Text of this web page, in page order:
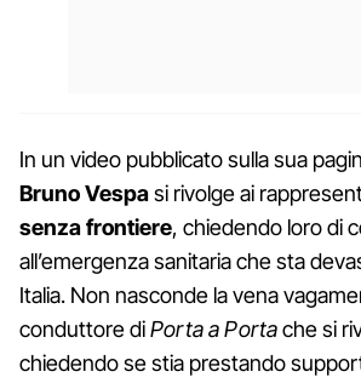
In un video pubblicato sulla sua
Bruno Vespasi rivolge ai
senza frontiere, chiedendo loro di
all’emergenza sanitaria che sta
Italia. Non nasconde la vena
conduttore diPorta a Portache si
chiedendo se stia prestando